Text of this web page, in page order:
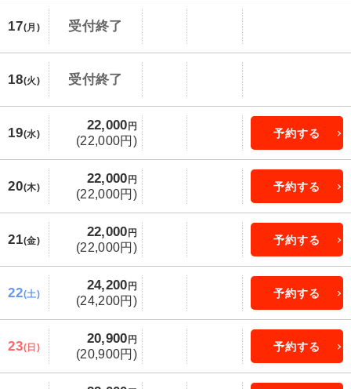
17(月) 受付終了
18(火) 受付終了
19(水)
22,000 円
(22,000円)
予約する
20(木)
22,000 円
(22,000円)
予約する
21(金)
22,000 円
(22,000円)
予約する
22(土)
24,200 円
(24,200円)
予約する
23(日)
20,900 円
(20,900円)
予約する